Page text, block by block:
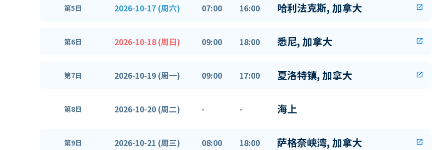
第5日 2026-10-17 (周六) 07:00 16:00 哈利法克斯, 加拿大 open_in_new
第6日 2026-10-18 (周日) 09:00 18:00 悉尼, 加拿大 open_in_new
第7日 2026-10-19 (周一) 09:00 17:00 夏洛特镇, 加拿大 open_in_new
第8日 2026-10-20 (周二) - - 海上
第9日 2026-10-21 (周三) 08:00 18:00 萨格奈峡湾, 加拿大 open_in_new